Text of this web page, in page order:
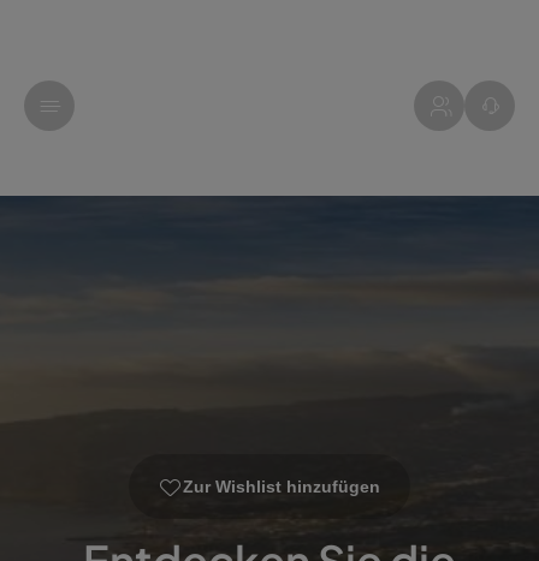
Zur Wishlist hinzufügen